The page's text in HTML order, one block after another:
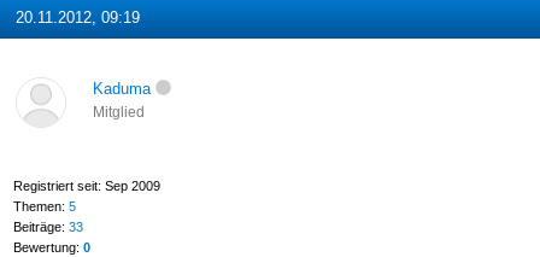
20.11.2012, 09:19
Kaduma
Mitglied
Registriert seit: Sep 2009
Themen: 5
Beiträge: 33
Bewertung: 0